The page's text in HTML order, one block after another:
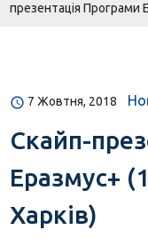
презентація Програми
7 Жовтня, 2018
Скайп-
Еразмус+
Харків)